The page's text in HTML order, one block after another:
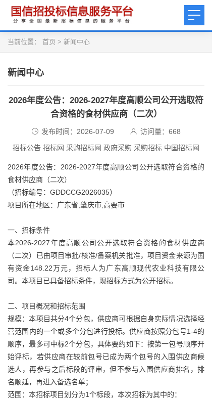
当前位置： 首页 > 新闻中心
新闻中心
2026年度公告：2026-2027年度高顺公司公开选取符
合资格的食材供应商（二次）
发布时间：2026-07-09 访问量： 668
招标公告 招标网 采购招标网 政府采购 采购招标 中国招标网
2026年度公告：2026-2027年度高顺公司公开选取符合资格的
食材供应商（二次）
（招标编号：GDDCCG2026035）
项目所在地区：广东省,肇庆市,高要市
一、招标条件
本2026-2027年度高顺公司公开选取符合资格的食材供应商
（二次）已由项目审批/核准/备案机关批准，项目资金来源为国
有资金148.22万元，招标人为广东高顺现代农业科技有限公
司。本项目已具备招标条件，现招标方式为公开招标。
二、项目概况和招标范围
规模：本项目共分4个分包，供应商可根据自身实际情况选择经
营范围内的一个或多个分包进行投标。供应商按照分包号1-4的
顺序，最多可中标2个分包，具体要约如下：按第一包号顺序开
始评标，若供应商在较前包号已成为两个包号的入围供应商候
选人，再参与之后标段的评审，但不参与入围供应商排名，排
名顺延，再进入备选名单；
范围：本招标项目划分为1个标段，本次招标为其中的：